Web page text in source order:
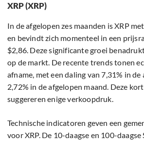
XRP (XRP)
In de afgelopen zes maanden is XRP
en bevindt zich momenteel in een
$2,86. Deze significante groei
op de markt. De recente trends tonen
afname, met een daling van 7,31% in de
2,72% in de afgelopen maand. Deze
suggereren enige verkoopdruk.
Technische indicatoren geven een
voor XRP. De 10-daagse en 100-